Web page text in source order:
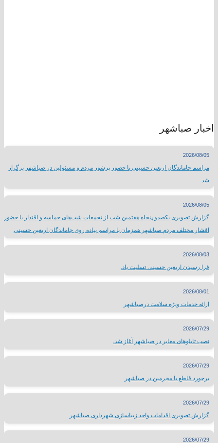
اخبار صباشهر
2026/08/05
مراسم جاماندگان اربعین حسینی با حضور پرشور مردم و مسئولین در صباشهر برگزار
شد
2026/08/05
گزارش تصویری یکصدو پنجاه هفتمین شب از تجمعات شب‌های حماسه و اقتدار با حضور
اقشار مختلف مردم صباشهر همزمان با مراسم پیاده روی جاماندگان اربعین حسینی
2026/08/03
فرا رسیدن اربعین حسینی تسلیت باد.
2026/08/01
ارائه خدمات ویژه سلامت درصباشهر
2026/07/29
نصب تابلوهای معابر در صباشهر آغاز شد.
2026/07/29
برخورد قاطع با مجرمین در صباشهر
2026/07/29
گزارش تصویری اقدامات واحد زیباسازی شهرداری صباشهر
2026/07/29